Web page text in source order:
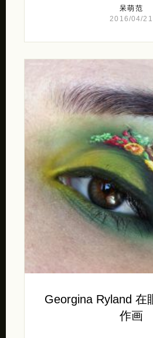
呆萌范
2016/04/21
Georgina Ryland 在
作画